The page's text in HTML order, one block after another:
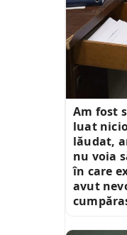
Am fost
luat
lăudat,
nu voia
în care
avut